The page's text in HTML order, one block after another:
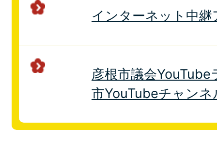
インターネット中
彦根市議会YouTube
市YouTubeチャンネ